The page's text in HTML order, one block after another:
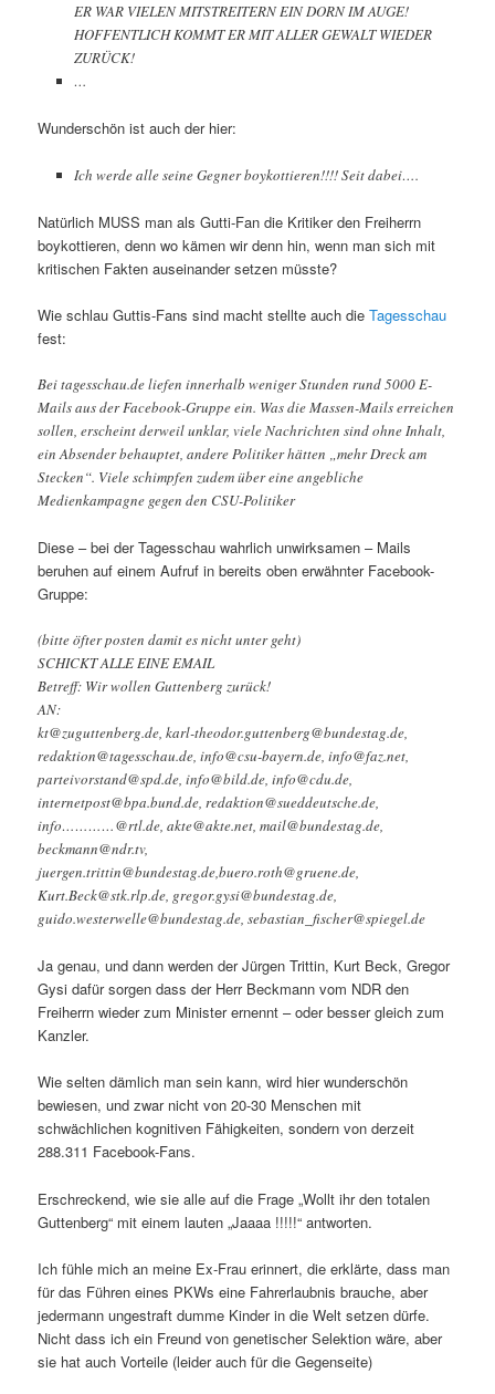
ER WAR VIELEN MITSTREITERN EIN DORN IM AUGE!
HOFFENTLICH KOMMT ER MIT ALLER GEWALT WIEDER
ZURÜCK!
…
Wunderschön ist auch der hier:
Ich werde alle seine Gegner boykottieren!!!! Seit dabei….
Natürlich MUSS man als Gutti-Fan die Kritiker den Freiherrn
boykottieren, denn wo kämen wir denn hin, wenn man sich mit
kritischen Fakten auseinander setzen müsste?
Wie schlau Guttis-Fans sind macht stellte auch dieTagesschau
fest:
Bei tagesschau.de liefen innerhalb weniger Stunden rund 5000 E-
Mails aus der Facebook-Gruppe ein. Was die Massen-Mails erreichen
sollen, erscheint derweil unklar, viele Nachrichten sind ohne Inhalt,
ein Absender behauptet, andere Politiker hätten „mehr Dreck am
Stecken“. Viele schimpfen zudem über eine angebliche
Medienkampagne gegen den CSU-Politiker
Diese – bei der Tagesschau wahrlich unwirksamen – Mails
beruhen auf einem Aufruf in bereits oben erwähnter Facebook-
Gruppe:
‎(bitte öfter posten damit es nicht unter geht)
SCHICKT ALLE EINE EMAIL
Betreff: Wir wollen Guttenberg zurück!
AN:
kt@zuguttenberg.de, karl-theodor.guttenberg@bundestag.de,
redaktion@tagesschau.de, info@csu-bayern.de, info@faz.net,
parteivorstand@spd.de, info@bild.de, info@cdu.de,
internetpost@bpa.bund.de, redaktion@sueddeutsche.de,
info…………@rtl.de, akte@akte.net, mail@bundestag.de,
beckmann@ndr.tv,
juergen.trittin@bundestag.de,buero.roth@gruene.de,
Kurt.Beck@stk.rlp.de, gregor.gysi@bundestag.de,
guido.westerwelle@bundestag.de, sebastian_fischer@spiegel.de
Ja genau, und dann werden der Jürgen Trittin, Kurt Beck, Gregor
Gysi dafür sorgen dass der Herr Beckmann vom NDR den
Freiherrn wieder zum Minister ernennt – oder besser gleich zum
Kanzler.
Wie selten dämlich man sein kann, wird hier wunderschön
bewiesen, und zwar nicht von 20-30 Menschen mit
schwächlichen kognitiven Fähigkeiten, sondern von derzeit
288.311 Facebook-Fans.
Erschreckend, wie sie alle auf die Frage „Wollt ihr den totalen
Guttenberg“ mit einem lauten „Jaaaa !!!!!“ antworten.
Ich fühle mich an meine Ex-Frau erinnert, die erklärte, dass man
für das Führen eines PKWs eine Fahrerlaubnis brauche, aber
jedermann ungestraft dumme Kinder in die Welt setzen dürfe.
Nicht dass ich ein Freund von genetischer Selektion wäre, aber
sie hat auch Vorteile (leider auch für die Gegenseite)